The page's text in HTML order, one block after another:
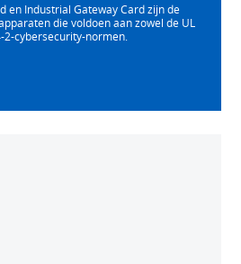
en Industrial Gateway Card zijn de
die voldoen aan zowel de UL
2-cybersecurity-normen.